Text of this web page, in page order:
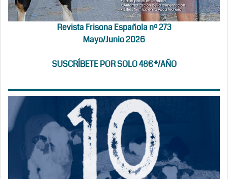
Revista Frisona Española nº 273
Mayo/Junio 2026
SUSCRÍBETE POR SOLO 48€*/AÑO